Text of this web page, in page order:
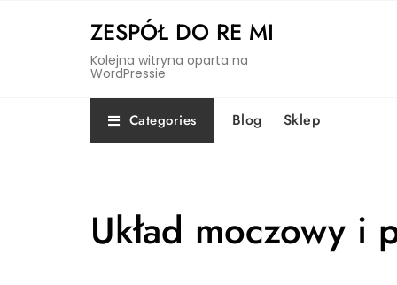
ZESPÓŁ DO RE MI
Kolejna witryna oparta na
WordPressie
Categories Blog Sklep
Układ moczowy i